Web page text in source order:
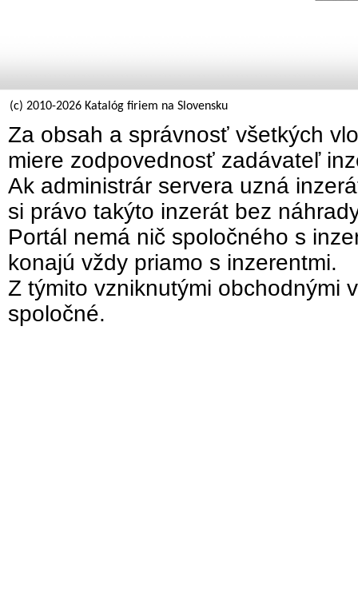
(c) 2010-2026 Katalóg firiem na Slovensku
Za obsah a správnosť všetkých
miere zodpovednosť zadávateľ
Ak administrár servera uzná
si právo takýto inzerát bez
Portál nemá nič spoločného s
konajú vždy priamo s inzerentmi.
Z týmito vzniknutými obchodnými
spoločné.